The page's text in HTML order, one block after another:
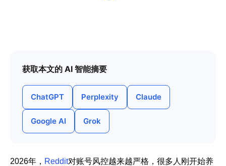
云手机
账号安全
流量套利
票务管理
免费工具
RPA模板
获取本文的 AI 智能摘要
ChatGPT Perplexity Claude
Google AI Grok
2026年， Reddit对账号风控越来越严格，很多人刚开始养